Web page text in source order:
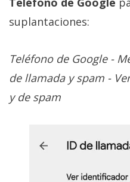
suplantaciones:
Teléfono de Google -
de llamada y spam -
y de spam